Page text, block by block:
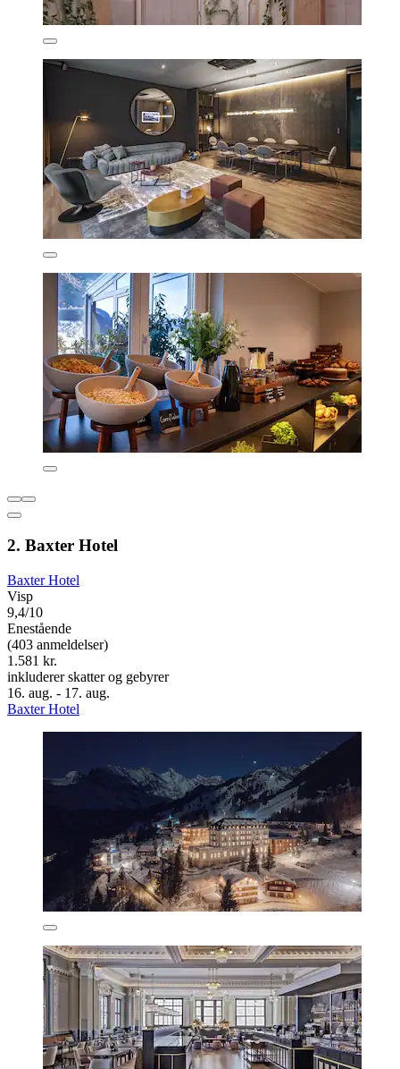
2. Baxter Hotel
Baxter Hotel
Visp
9,4/10
Enestående
(403 anmeldelser)
1.581 kr.
inkluderer skatter og gebyrer
16. aug. - 17. aug.
Baxter Hotel